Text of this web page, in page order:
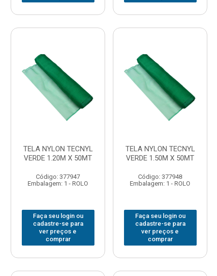
TELA NYLON TECNYL
VERDE 1.20M X 50MT
Código: 377947
Embalagem: 1 - ROLO
Faça seu login ou
cadastre-se para
ver preços e
comprar
TELA NYLON TECNYL
VERDE 1.50M X 50MT
Código: 377948
Embalagem: 1 - ROLO
Faça seu login ou
cadastre-se para
ver preços e
comprar